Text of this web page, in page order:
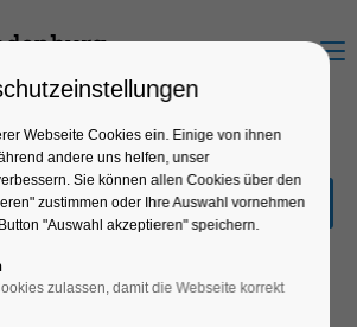
Menu
"Hin &
Jugend, Kunst,
Webseite Cookies ein. Einige von ihnen
andere uns helfen, unser
Sie können allen Cookies über den
zustimmen oder Ihre Auswahl vornehmen
"Auswahl akzeptieren" speichern.
zulassen, damit die Webseite korrekt